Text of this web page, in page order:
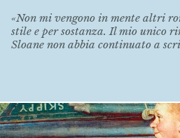
«Non mi vengono in mente altri
stile e per sostanza. Il mio unico
Sloane non abbia continuato a